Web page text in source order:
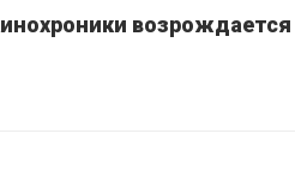
возрождается